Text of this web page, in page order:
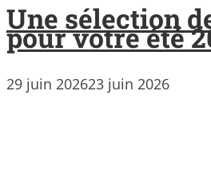
Une sélection
pour votre été
29 juin 202623 juin 2026